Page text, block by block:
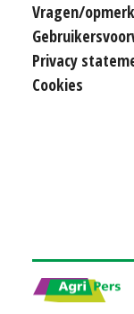
Vragen/
Privacy
Cookies